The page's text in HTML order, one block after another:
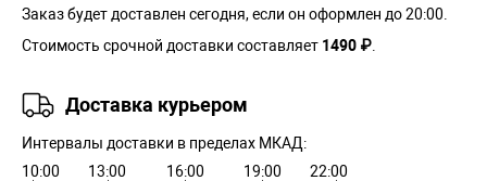
Заказ будет доставлен сегодня, если он оформлен до 20:00.
Стоимость срочной доставки составляет 1490 ₽
Доставка курьером
Интервалы доставки в пределах МКАД:
10:00
13:00 16:00 19:00 22:00